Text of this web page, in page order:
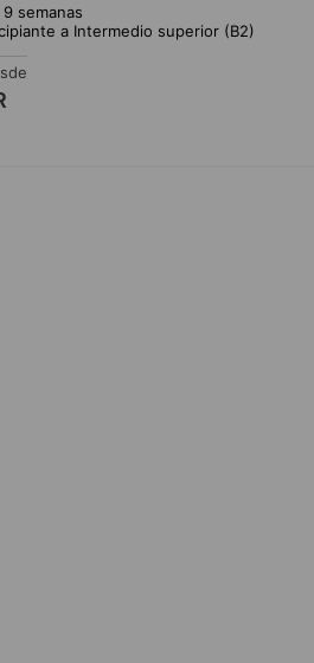
semanas
a Intermedio superior (B2)